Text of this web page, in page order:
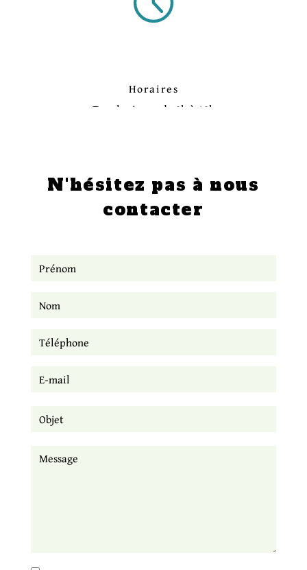
Horaires
Tous les jours, de 9h à 19h
N'hésitez pas à nous
contacter